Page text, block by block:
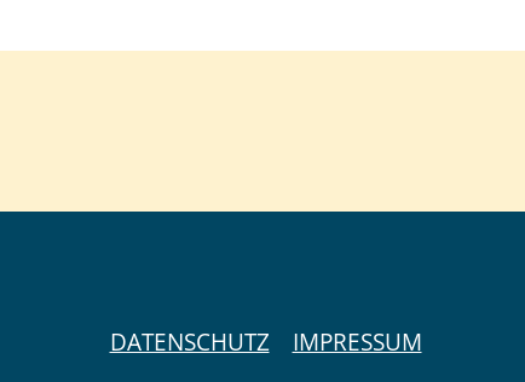
DATENSCHUTZ IMPRESSUM